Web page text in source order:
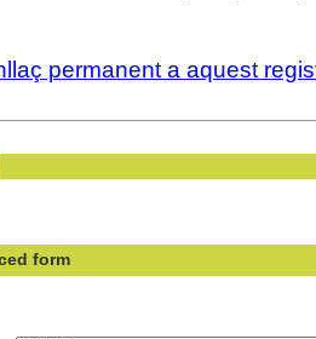
permanent a aquest
form